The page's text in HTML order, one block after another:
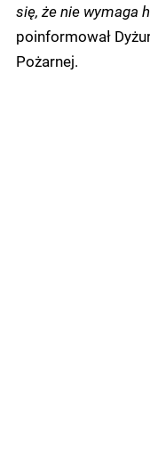
się, że nie wymaga
poinformował
Pożarnej.